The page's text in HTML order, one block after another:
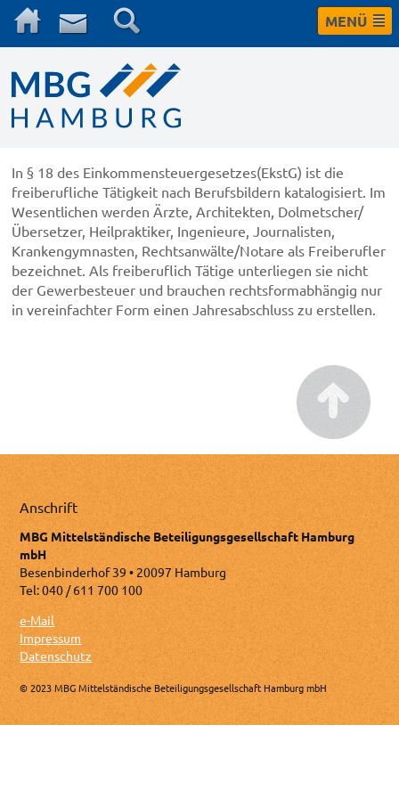
MENÜ
In § 18 des Einkommensteuergesetzes(EkstG) ist die
freiberufliche Tätigkeit nach Berufsbildern katalogisiert. Im
Wesentlichen werden Ärzte, Architekten, Dolmetscher/
Übersetzer, Heilpraktiker, Ingenieure, Journalisten,
Krankengymnasten, Rechtsanwälte/Notare als Freiberufler
bezeichnet. Als freiberuflich Tätige unterliegen sie nicht
der Gewerbesteuer und brauchen rechtsformabhängig nur
in vereinfachter Form einen Jahresabschluss zu erstellen.
Anschrift
MBG Mittelständische Beteiligungsgesellschaft Hamburg
mbH
Besenbinderhof 39 • 20097 Hamburg
Tel: 040 / 611 700 100
e-Mail
Impressum
Datenschutz
© 2023 MBG Mittelständische Beteiligungsgesellschaft Hamburg mbH